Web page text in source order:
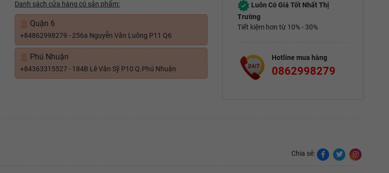
Danh sách cửa hàng có sản phẩm:
Quận 6
+84862998279 - 256a Nguyễn Văn Luông P11 Q6
Phú Nhuận
+84363315527 - 184B Lê Văn Sỹ P10 Q.Phú Nhuận
Luôn Có Giá Tốt Nhất Thị
Trường
Tiết kiệm hơn từ 10% - 30%
Hotline mua hàng
0862998279
Chia sẻ: